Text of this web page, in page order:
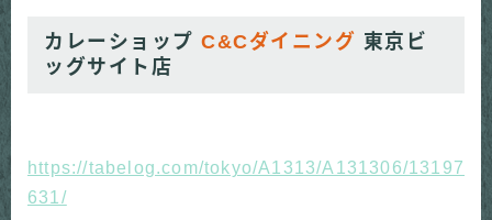
カレーショップ C&Cダイニング 東京ビ
ッグサイト店
https://tabelog.com/tokyo/A1313/A131306/13197
631/